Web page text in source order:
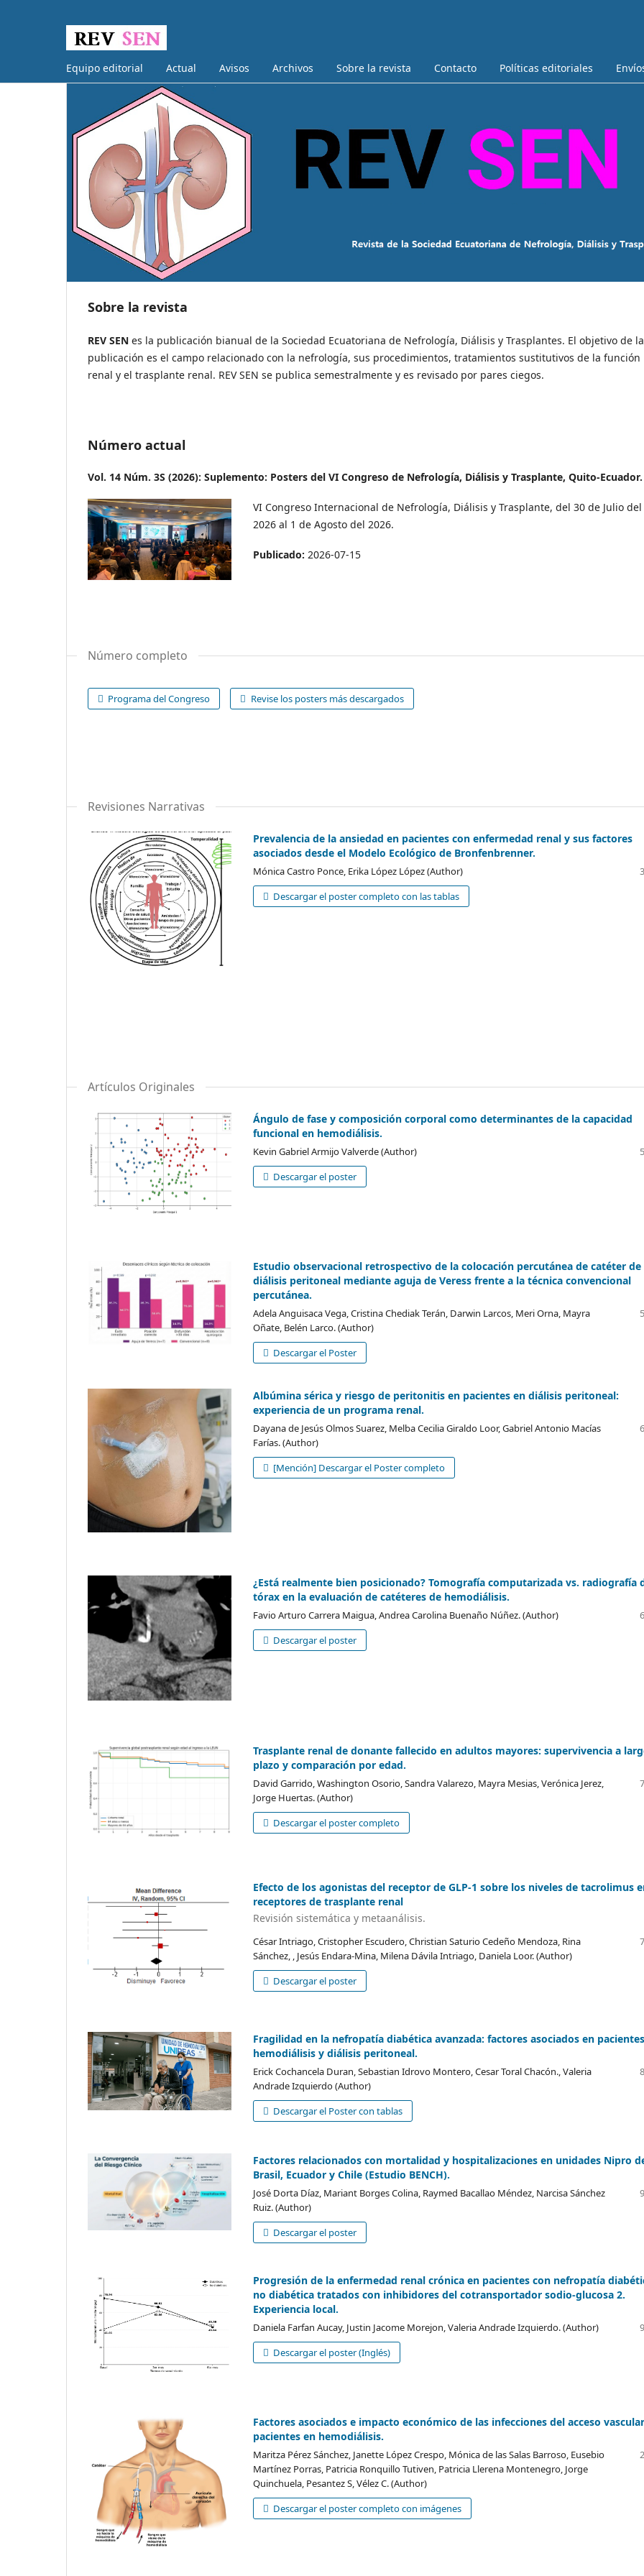
Equipo editorial Actual Avisos Archivos Sobre la revista Contacto Políticas editoriales
Sobre la revista
REV SEN es la publicación bianual de la Sociedad Ecuatoriana de Nefrología, Diálisis y Trasplantes. El objetivo de la
publicación es el campo relacionado con la nefrología, sus procedimientos, tratamientos sustitutivos de la función
renal y el trasplante renal. REV SEN se publica semestralmente y es revisado por pares ciegos.
Número actual
Vol. 14 Núm. 3S (2026): Suplemento: Posters del VI Congreso de Nefrología, Diálisis y Trasplante, Quito-Ecuador.
VI Congreso Internacional de Nefrología, Diálisis y Trasplante, del 30 de Julio del
2026 al 1 de Agosto del 2026.
Publicado: 2026-07-15
Número completo
Programa del Congreso Revise los posters más descargados
Revisiones Narrativas
Prevalencia de la ansiedad en pacientes con enfermedad renal y sus factores
asociados desde el Modelo Ecológico de Bronfenbrenner.
Mónica Castro Ponce, Erika López López (Author)
Descargar el poster completo con las tablas
Artículos Originales
Ángulo de fase y composición corporal como determinantes de la capacidad
funcional en hemodiálisis.
Kevin Gabriel Armijo Valverde (Author)
Descargar el poster
Estudio observacional retrospectivo de la colocación percutánea de catéter de
diálisis peritoneal mediante aguja de Veress frente a la técnica convencional
percutánea.
Adela Anguisaca Vega, Cristina Chediak Terán, Darwin Larcos, Meri Orna, Mayra
Oñate, Belén Larco. (Author)
Descargar el Poster
Albúmina sérica y riesgo de peritonitis en pacientes en diálisis peritoneal:
experiencia de un programa renal.
Dayana de Jesús Olmos Suarez, Melba Cecilia Giraldo Loor, Gabriel Antonio Macías
Farías. (Author)
[Mención] Descargar el Poster completo
¿Está realmente bien posicionado? Tomografía computarizada vs. radiografía
tórax en la evaluación de catéteres de hemodiálisis.
Favio Arturo Carrera Maigua, Andrea Carolina Buenaño Núñez. (Author)
Descargar el poster
Trasplante renal de donante fallecido en adultos mayores: supervivencia a
plazo y comparación por edad.
David Garrido, Washington Osorio, Sandra Valarezo, Mayra Mesias, Verónica Jerez,
Jorge Huertas. (Author)
Descargar el poster completo
Efecto de los agonistas del receptor de GLP-1 sobre los niveles de tacrolimus
receptores de trasplante renal
Revisión sistemática y metaanálisis.
César Intriago, Cristopher Escudero, Christian Saturio Cedeño Mendoza, Rina
Sánchez, , Jesús Endara-Mina, Milena Dávila Intriago, Daniela Loor. (Author)
Descargar el poster
Fragilidad en la nefropatía diabética avanzada: factores asociados en
hemodiálisis y diálisis peritoneal.
Erick Cochancela Duran, Sebastian Idrovo Montero, Cesar Toral Chacón., Valeria
Andrade Izquierdo (Author)
Descargar el Poster con tablas
Factores relacionados con mortalidad y hospitalizaciones en unidades Nipro
Brasil, Ecuador y Chile (Estudio BENCH).
José Dorta Díaz, Mariant Borges Colina, Raymed Bacallao Méndez, Narcisa Sánchez
Ruiz. (Author)
Descargar el poster
Progresión de la enfermedad renal crónica en pacientes con nefropatía
no diabética tratados con inhibidores del cotransportador sodio-glucosa 2.
Experiencia local.
Daniela Farfan Aucay, Justin Jacome Morejon, Valeria Andrade Izquierdo. (Author)
Descargar el poster (Inglés)
Factores asociados e impacto económico de las infecciones del acceso
pacientes en hemodiálisis.
Maritza Pérez Sánchez, Janette López Crespo, Mónica de las Salas Barroso, Eusebio
Martínez Porras, Patricia Ronquillo Tutiven, Patricia Llerena Montenegro, Jorge
Quinchuela, Pesantez S, Vélez C. (Author)
Descargar el poster completo con imágenes